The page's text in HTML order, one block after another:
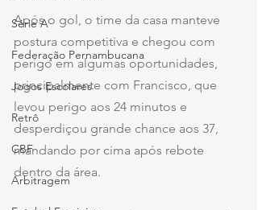
Série A
Federação Pernambucana
Jogos Escolares
Retrô
CBF
Arbitragem
Após o gol, o time da casa manteve
postura competitiva e chegou com
perigo em algumas oportunidades,
principalmente com Francisco, que
levou perigo aos 24 minutos e
desperdiçou grande chance aos 37,
mandando por cima após rebote
dentro da área.